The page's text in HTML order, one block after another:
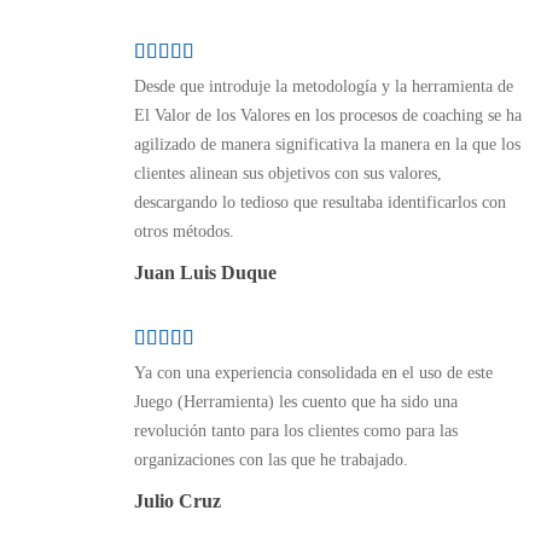
Desde que introduje la metodología y la herramienta de
El Valor de los Valores en los procesos de coaching se ha
agilizado de manera significativa la manera en la que los
clientes alinean sus objetivos con sus valores,
descargando lo tedioso que resultaba identificarlos con
otros métodos.
Juan Luis Duque
Ya con una experiencia consolidada en el uso de este
Juego (Herramienta) les cuento que ha sido una
revolución tanto para los clientes como para las
organizaciones con las que he trabajado.
Julio Cruz